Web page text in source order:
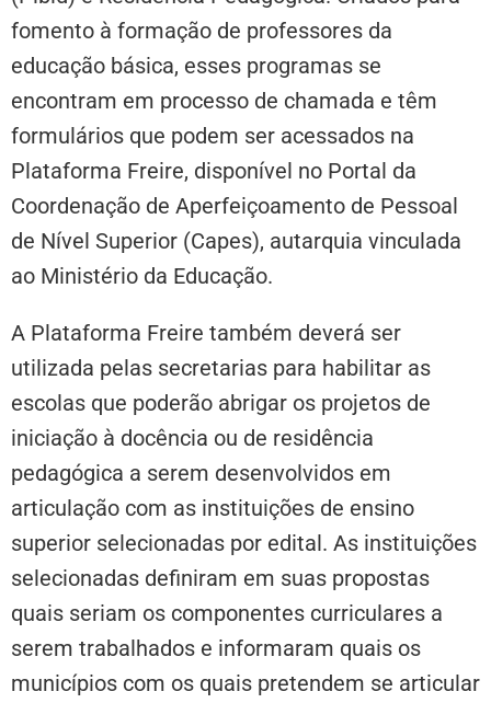
fomento à formação de professores da
educação básica, esses programas se
encontram em processo de chamada e têm
formulários que podem ser acessados na
Plataforma Freire, disponível no Portal da
Coordenação de Aperfeiçoamento de Pessoal
de Nível Superior (Capes), autarquia vinculada
ao Ministério da Educação.
A Plataforma Freire também deverá ser
utilizada pelas secretarias para habilitar as
escolas que poderão abrigar os projetos de
iniciação à docência ou de residência
pedagógica a serem desenvolvidos em
articulação com as instituições de ensino
superior selecionadas por edital. As instituições
selecionadas definiram em suas propostas
quais seriam os componentes curriculares a
serem trabalhados e informaram quais os
municípios com os quais pretendem se articular